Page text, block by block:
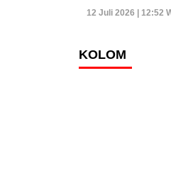
12 Juli 2026 | 12:52
KOLOM